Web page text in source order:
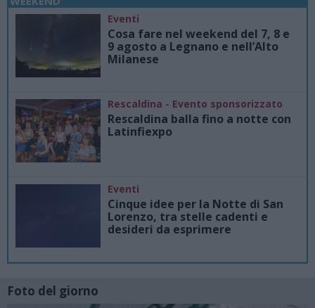
Eventi
Cosa fare nel weekend del 7, 8 e
9 agosto a Legnano e nell’Alto
Milanese
Rescaldina - Evento sponsorizzato
Rescaldina balla fino a notte con
Latinfiexpo
Eventi
Cinque idee per la Notte di San
Lorenzo, tra stelle cadenti e
desideri da esprimere
Foto del giorno